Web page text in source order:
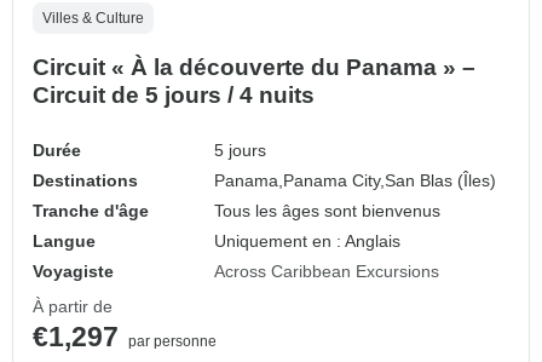
Villes & Culture
Circuit « À la découverte du Panama » –
Circuit de 5 jours / 4 nuits
Durée
5 jours
Destinations
Panama, Panama City,San Blas (Îles)
Tranche d'âge
Tous les âges sont bienvenus
Langue
Uniquement en : Anglais
Voyagiste
Across Caribbean Excursions
À partir de
€1,297
par personne